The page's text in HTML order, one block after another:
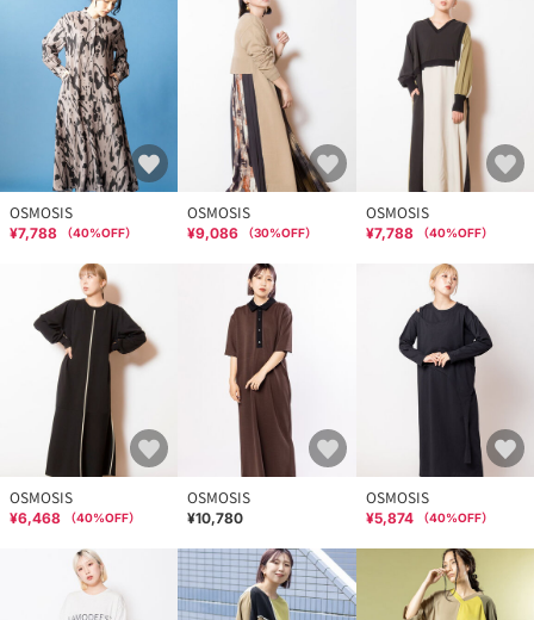
OSMOSIS
¥7,788 （40%OFF）
OSMOSIS
¥9,086 （30%OFF）
OSMOSIS
¥7,788 （40%OFF）
OSMOSIS
¥6,468 （40%OFF）
OSMOSIS
¥10,780
OSMOSIS
¥5,874 （40%OFF）